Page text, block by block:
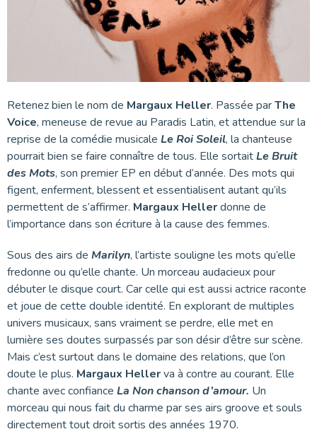
Retenez bien le nom de Margaux Heller. Passée parThe
Voice, meneuse de revue au Paradis Latin, et attendue sur la
reprise de la comédie musicale Le Roi Soleil, la chanteuse
pourrait bien se faire connaître de tous. Elle sortaitLe Bruit
des Mots, son premier EP en début d’année. Des mots qui
figent, enferment, blessent et essentialisent autant qu’ils
permettent de s’affirmer. Margaux Hellerdonne de
l’importance dans son écriture à la cause des femmes.
Sous des airs de Marilyn, l’artiste souligne les mots qu’elle
fredonne ou qu’elle chante. Un morceau audacieux pour
débuter le disque court. Car celle qui est aussi actrice raconte
et joue de cette double identité. En explorant de multiples
univers musicaux, sans vraiment se perdre, elle met en
lumière ses doutes surpassés par son désir d’être sur scène.
Mais c’est surtout dans le domaine des relations, que l’on
doute le plus. Margaux Hellerva à contre au courant. Elle
chante avec confiance La Non chanson d’amour. Un
morceau qui nous fait du charme par ses airs groove et souls
directement tout droit sortis des années 1970.